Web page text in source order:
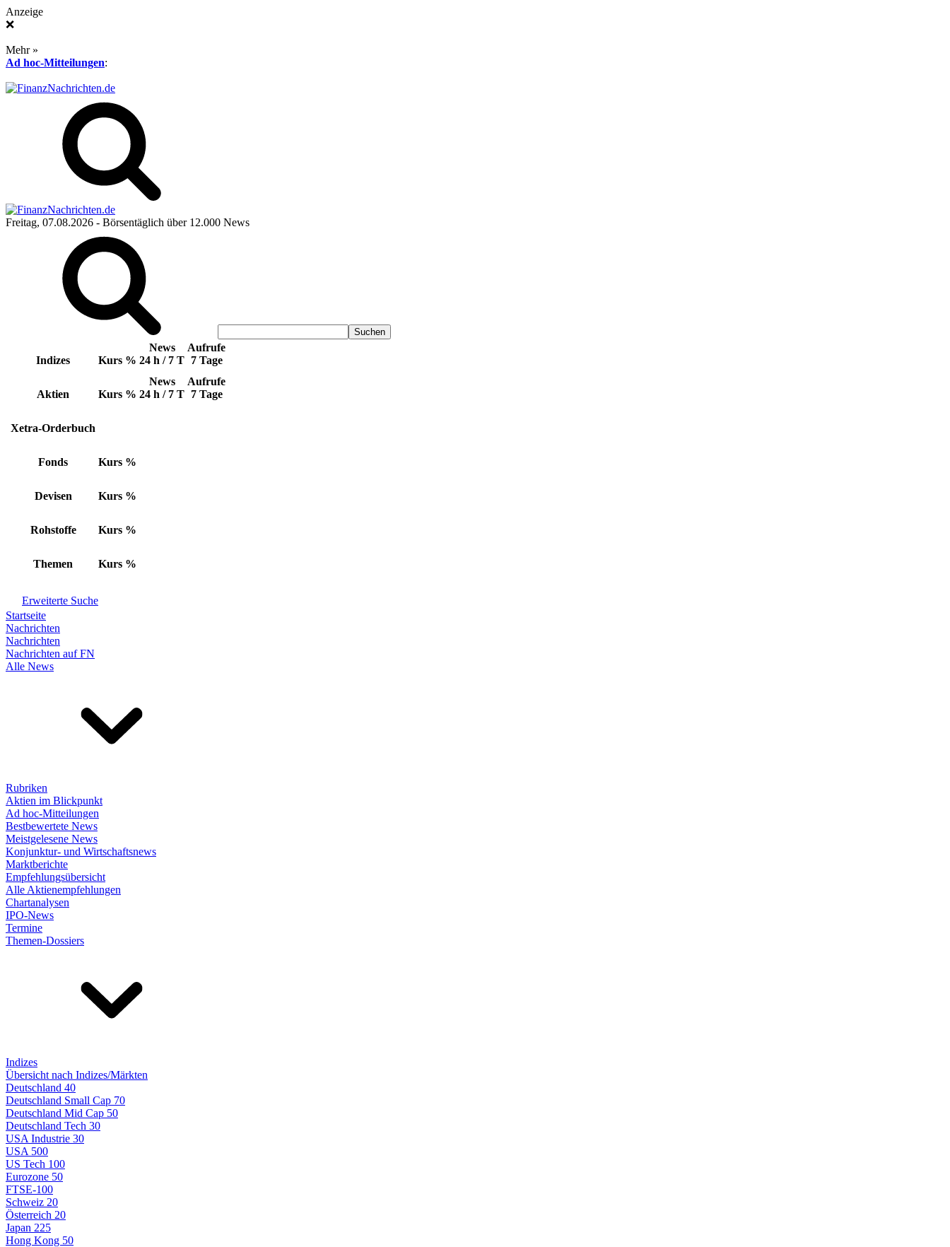
Anzeige
❌
Mehr »
Ad hoc-Mitteilungen:
Freitag, 07.08.2026 - Börsentäglich über 12.000 News
Indizes Kurs %
News
24 h / 7 T
Aufrufe
7 Tage
Aktien Kurs %
News
24 h / 7 T
Aufrufe
7 Tage
Xetra-Orderbuch
Fonds Kurs %
Devisen Kurs %
Rohstoffe Kurs %
Themen Kurs %
Erweiterte Suche
Startseite
Nachrichten
Nachrichten
Nachrichten auf FN
Alle News
Rubriken
Aktien im Blickpunkt
Ad hoc-Mitteilungen
Bestbewertete News
Meistgelesene News
Konjunktur- und Wirtschaftsnews
Marktberichte
Empfehlungsübersicht
Alle Aktienempfehlungen
Chartanalysen
IPO-News
Termine
Themen-Dossiers
Indizes
Übersicht nach Indizes/Märkten
Deutschland 40
Deutschland Small Cap 70
Deutschland Mid Cap 50
Deutschland Tech 30
USA Industrie 30
USA 500
US Tech 100
Eurozone 50
FTSE-100
Schweiz 20
Österreich 20
Japan 225
Hong Kong 50